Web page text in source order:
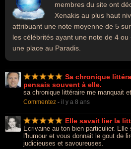
membres du site ont
Xenakis au plus haut
attribuant une note moyenne de 5
les célébrités ayant une note de 4
une place au Paradis.
Sa chronique
pensais souvent à elle.
sa chronique littéraire me manquait
Commentez - il y a 8 ans
Elle savait lier la
Ecrivaine au ton bien particulier.
l'humour et vous donnait le gout de
judicieuses et savoureuses.